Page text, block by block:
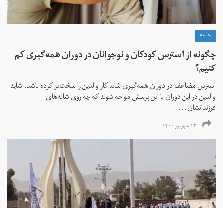
جامعه
چگونه از استرس کودکان و نوجوانان در دوران همه‌گیری کم
کنیم؟
استرس مضاعف در دوران همه‌گیری شاید کار والدین را سخت‌تر کرده باشد. شاید
والدین در این دوران با این پرسش مواجه شوند که چه روی شانه‌های
فرزندانشان...
۱۳ شهریور ۱۴۰۰